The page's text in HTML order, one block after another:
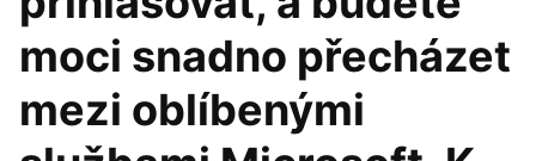
moci snadno přecházet
mezi oblíbenými